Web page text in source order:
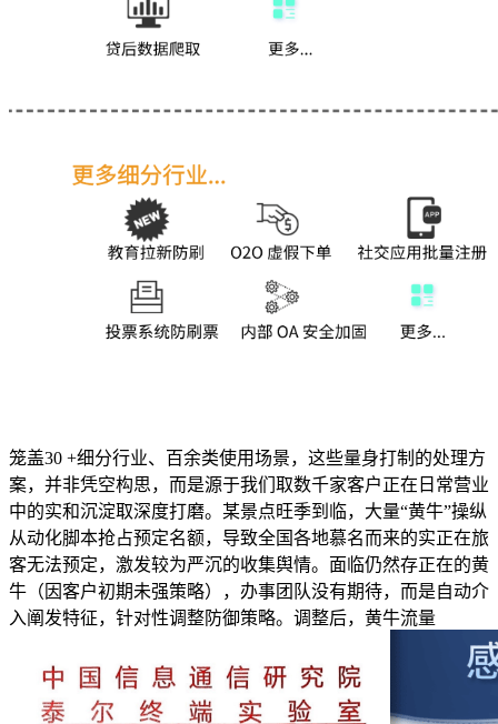
笼盖30 +细分行业、百余类使用场景，这些量身打制的处理方
案，并非凭空构思，而是源于我们取数千家客户正在日常营业
中的实和沉淀取深度打磨。某景点旺季到临，大量“黄牛”操纵
从动化脚本抢占预定名额，导致全国各地慕名而来的实正在旅
客无法预定，激发较为严沉的收集舆情。面临仍然存正在的黄
牛（因客户初期未强策略），办事团队没有期待，而是自动介
入阐发特征，针对性调整防御策略。调整后，黄牛流量